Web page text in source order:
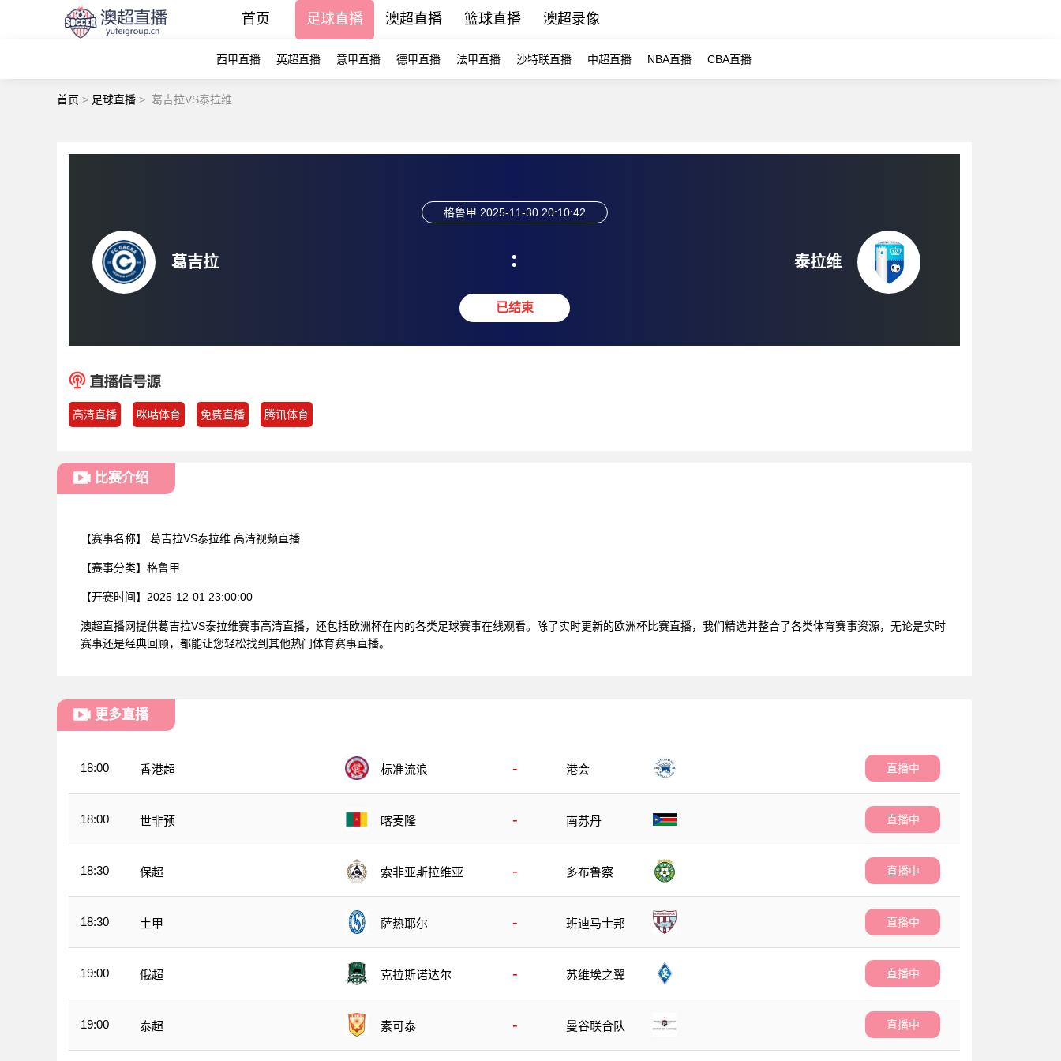
首页 足球直播 澳超直播 篮球直播 澳超录像
西甲直播 英超直播 意甲直播 德甲直播 法甲直播 沙特联直播 中超直播 NBA直播 CBA直播
首页 > 足球直播 > 葛吉拉VS泰拉维
葛吉拉
格鲁甲 2025-11-30 20:10:42
:
已结束
泰拉维
高清直播 咪咕体育 免费直播 腾讯体育
比赛介绍
【赛事名称】 葛吉拉VS泰拉维 高清视频直播
【赛事分类】 格鲁甲
【开赛时间】 2025-12-01 23:00:00
澳超直播网提供葛吉拉VS泰拉维赛事高清直播，还包括欧洲杯在内的各类足球赛事在线观看。除了实时更新的欧洲杯比赛直播，我们精选并整合了各类体育赛事资源，无论是实时
赛事还是经典回顾，都能让您轻松找到其他热门体育赛事直播。
更多直播
18:00 香港超 标准流浪 - 港会 直播中
18:00 世非预 喀麦隆 - 南苏丹 直播中
18:30 保超 索非亚斯拉维亚 - 多布鲁察 直播中
18:30 土甲 萨热耶尔 - 班迪马士邦 直播中
19:00 俄超 克拉斯诺达尔 - 苏维埃之翼 直播中
19:00 泰超 素可泰 - 曼谷联合队 直播中